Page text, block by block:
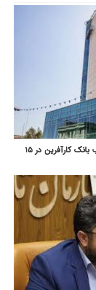
تغییر ساعت کاری شعب بانک کارآفرین در ۱۵